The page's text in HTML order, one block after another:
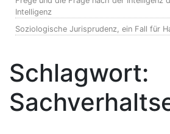
Intelligenz
Soziologische Jurisprudenz, ein Fall für
Schlagwort: